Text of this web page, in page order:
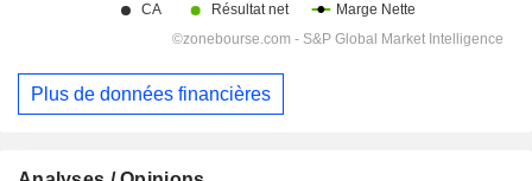
Plus de données financières